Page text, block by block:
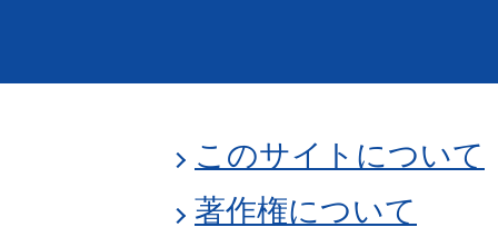
このサイトについて
著作権について